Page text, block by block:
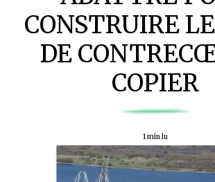
CONSTRUIRE
DE
COPIER
1 min lu